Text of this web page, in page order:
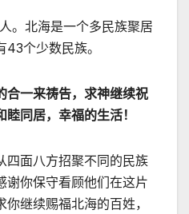
。北海是一个多民族聚居
个少数民族。
合一来祷告，求神继续祝
同居，幸福的生活！
四面八方招聚不同的民族
谢你保守看顾他们在这片
继续赐福北海的百姓，